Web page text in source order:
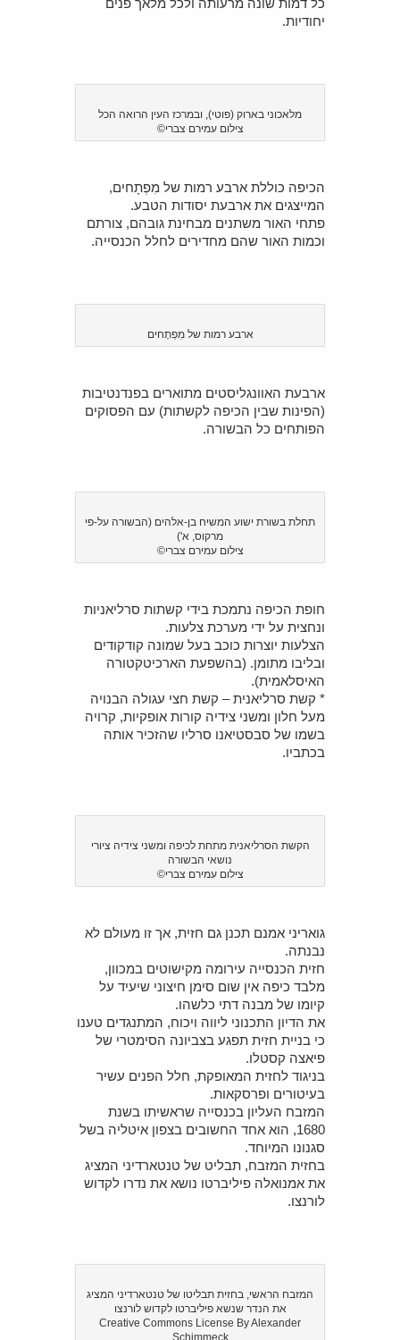
כל דמות שונה מרעותה ולכל מלאך פנים
יחודיות.
מלאכוני בארוק (פוטי), ובמרכז העין הרואה הכל
צילום עמירם צברי©
הכיפה כוללת ארבע רמות של מִפְתָחים,
המייצגים את ארבעת יסודות הטבע.
פתחי האור משתנים מבחינת גובהם, צורתם
וכמות האור שהם מחדירים לחלל הכנסייה.
ארבע רמות של מִפְתָחים
ארבעת האוונגליסטים מתוארים בפנדנטיבות
(הפינות שבין הכיפה לקשתות) עם הפסוקים
הפותחים כל הבשורה.
תחלת בשורת ישוע המשיח בן-אלהים (הבשורה על-פי
מרקוס, א')
צילום עמירם צברי©
חופת הכיפה נתמכת בידי קשתות סרליאניות
ונחצית על ידי מערכת צלעות.
הצלעות יוצרות כוכב בעל שמונה קודקודים
ובליבו מתומן. (בהשפעת הארכיטקטורה
האיסלאמית).
* קשת סרליאנית – קשת חצי עגולה הבנויה
מעל חלון ומשני צידיה קורות אופקיות, קרויה
בשמו של סבסטיאנו סרליו שהזכיר אותה
בכתביו.
הקשת הסרליאנית מתחת לכיפה ומשני צידיה ציורי
נושאי הבשורה
צילום עמירם צברי©
גואריני אמנם תכנן גם חזית, אך זו מעולם לא
נבנתה.
חזית הכנסייה עירומה מקישוטים במכוון,
מלבד כיפה אין שום סימן חיצוני שיעיד על
קיומו של מבנה דתי כלשהו.
את הדיון התכנוני ליווה ויכוח, המתנגדים טענו
כי בניית חזית תפגע בצביונה הסימטרי של
פיאצה קסטלו.
בניגוד לחזית המאופקת, חלל הפנים עשיר
בעיטורים ופרסקאות.
המזבח העליון בכנסייה שראשיתו בשנת
1680, הוא אחד החשובים בצפון איטליה בשל
סגנונו המיוחד.
בחזית המזבח, תבליט של טנטארדיני המציג
את אמנואלה פיליברטו נושא את נדרו לקדוש
לורנצו.
המזבח הראשי, בחזית תבליטו של טנטארדיני המציג
את הנדר שנשא פיליברטו לקדוש לורנצו
Creative Commons License By Alexander
Schimmeck